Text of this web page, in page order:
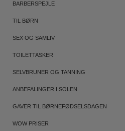
BARBERSPEJLE
TIL BØRN
SEX OG SAMLIV
TOILETTASKER
SELVBRUNER OG TANNING
ANBEFALINGER I SOLEN
GAVER TIL BØRNEFØDSELSDAGEN
WOW PRISER